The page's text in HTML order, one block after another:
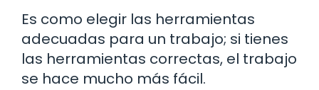
Es como elegir las herramientas
adecuadas para un trabajo; si tienes
las herramientas correctas, el trabajo
se hace mucho más fácil.